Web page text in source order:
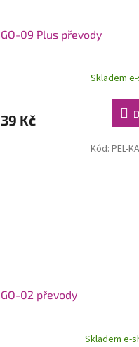
GO-09 Plus převody
Skladem
39 Kč
GO-02 převody
Skladem e-
Kód: PEL-